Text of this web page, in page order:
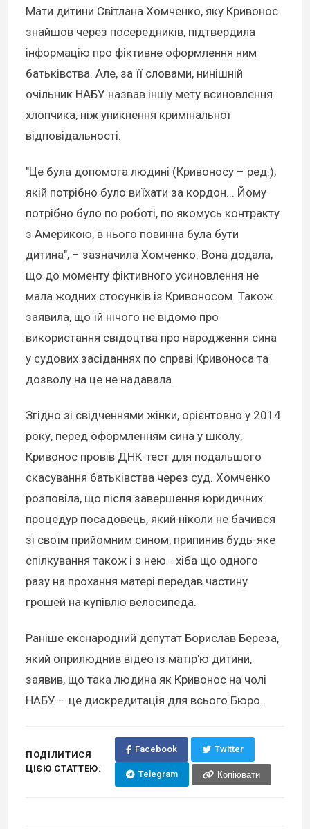
Мати дитини Світлана Хомченко, яку Кривонос
знайшов через посередників, підтвердила
інформацію про фіктивне оформлення ним
батьківства. Але, за її словами, нинішній
очільник НАБУ назвав іншу мету всиновлення
хлопчика, ніж уникнення кримінальної
відповідальності.
"Це була допомога людині (Кривоносу – ред.),
якій потрібно було виїхати за кордон... Йому
потрібно було по роботі, по якомусь контракту
з Америкою, в нього повинна була бути
дитина", – зазначила Хомченко. Вона додала,
що до моменту фіктивного усиновлення не
мала жодних стосунків із Кривоносом. Також
заявила, що їй нічого не відомо про
використання свідоцтва про народження сина
у судових засіданнях по справі Кривоноса та
дозволу на це не надавала.
Згідно зі свідченнями жінки, орієнтовно у 2014
року, перед оформленням сина у школу,
Кривонос провів ДНК-тест для подальшого
скасування батьківства через суд. Хомченко
розповіла, що після завершення юридичних
процедур посадовець, який ніколи не бачився
зі своїм прийомним сином, припинив будь-яке
спілкування також і з нею - хіба що одного
разу на прохання матері передав частину
грошей на купівлю велосипеда.
Раніше екснародний депутат Борислав Береза,
який оприлюднив відео із матір'ю дитини,
заявив, що така людина як Кривонос на чолі
НАБУ – це дискредитація для всього Бюро.
ПОДІЛИТИСЯ
ЦІЄЮ СТАТТЕЮ:
Facebook Twitter
Telegram Копіювати